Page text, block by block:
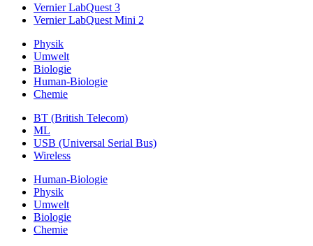
Vernier LabQuest 3
Vernier LabQuest Mini 2
Physik
Umwelt
Biologie
Human-Biologie
Chemie
BT (British Telecom)
ML
USB (Universal Serial Bus)
Wireless
Human-Biologie
Physik
Umwelt
Biologie
Chemie